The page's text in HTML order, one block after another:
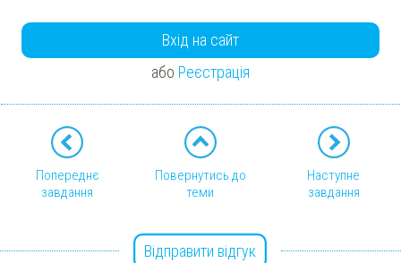
Вхід на сайт
або Реєстрація
Попереднє
завдання
Повернутись до
теми
Наступне
завдання
Відправити відгук